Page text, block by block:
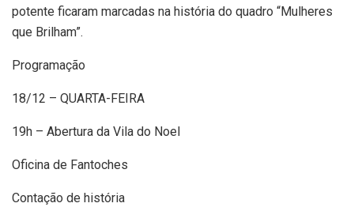
potente ficaram marcadas na história do quadro “Mulheres
que Brilham”.
Programação
18/12 – QUARTA-FEIRA
19h – Abertura da Vila do Noel
Oficina de Fantoches
Contação de história